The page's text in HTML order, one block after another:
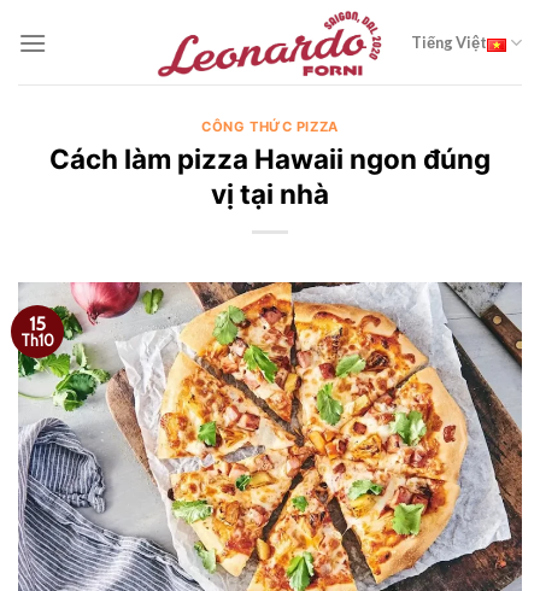
đến
Tiếng Việt
CÔNG THỨC PIZZA
Cách làm pizza Hawaii ngon đúng
vị tại nhà
15
Th10